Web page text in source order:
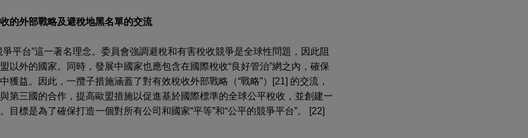
的外部戰略及避稅地黑名單的交流
平台”這一著名理念。委員會強調避稅和有害稅收競爭是全球性問題，因此阻
以外的國家。同時，發展中國家也應包含在國際稅收“良好管治”網之內，確保
獲益。因此，一攬子措施涵蓋了對有效稅收外部戰略（“戰略”）[21] 的交流，
第三國的合作，提高歐盟措施以促進基於國際標準的全球公平稅收，並創建一
目標是為了確保打造一個對所有公司和國家“平等”和“公平的競爭平台”。 [22]